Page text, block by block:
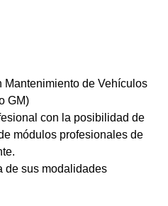
de Vehículos
GM)
con la posibilidad de
módulos profesionales de
de sus modalidades